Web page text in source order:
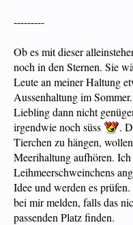
---------
Ob es mit dieser
noch in den Sternen. Sie
Leute an meiner Haltung
Aussenhaltung im
Liebling dann nicht
irgendwie noch süss
.
Tierchen zu hängen,
Meerihaltung aufhören.
Leihmeerschweinchens
Idee und werden es
bei mir melden, falls das
passenden Platz finden.